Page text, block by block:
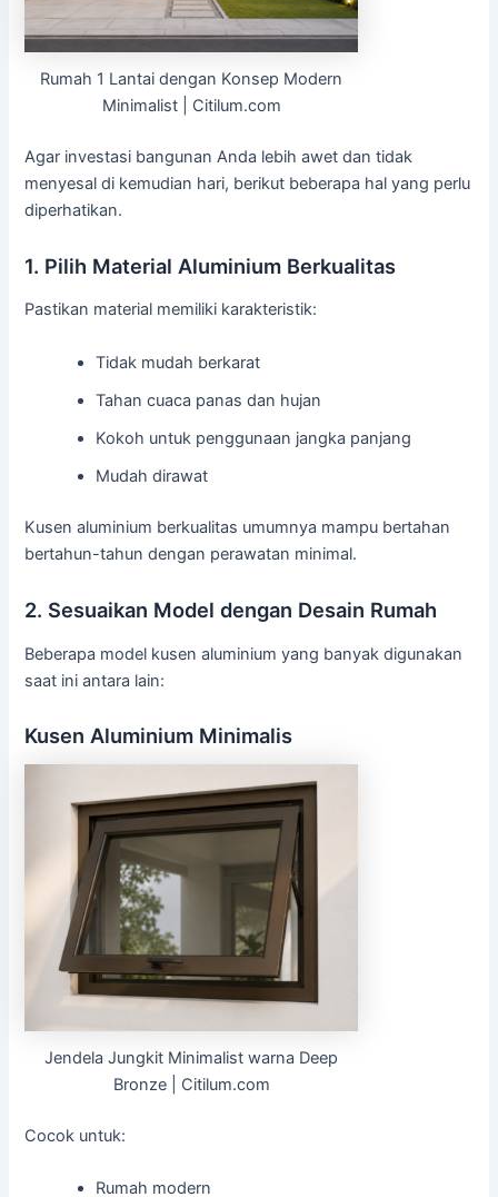
Rumah 1 Lantai dengan Konsep Modern
Minimalist | Citilum.com
Agar investasi bangunan Anda lebih awet dan tidak
menyesal di kemudian hari, berikut beberapa hal yang perlu
diperhatikan.
1. Pilih Material Aluminium Berkualitas
Pastikan material memiliki karakteristik:
Tidak mudah berkarat
Tahan cuaca panas dan hujan
Kokoh untuk penggunaan jangka panjang
Mudah dirawat
Kusen aluminium berkualitas umumnya mampu bertahan
bertahun-tahun dengan perawatan minimal.
2. Sesuaikan Model dengan Desain Rumah
Beberapa model kusen aluminium yang banyak digunakan
saat ini antara lain:
Kusen Aluminium Minimalis
Jendela Jungkit Minimalist warna Deep
Bronze | Citilum.com
Cocok untuk:
Rumah modern